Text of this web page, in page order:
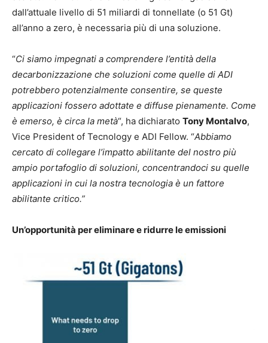
dall’attuale livello di 51 miliardi di tonnellate (o 51 Gt)
all’anno a zero, è necessaria più di una soluzione.
“Ci siamo impegnati a comprendere l’entità della
decarbonizzazione che soluzioni come quelle di ADI
potrebbero potenzialmente consentire, se queste
applicazioni fossero adottate e diffuse pienamente. Come
è emerso, è circa la metà“, ha dichiarato Tony Montalvo,
Vice President of Tecnology e ADI Fellow. “Abbiamo
cercato di collegare l’impatto abilitante del nostro più
ampio portafoglio di soluzioni, concentrandoci su quelle
applicazioni in cui la nostra tecnologia è un fattore
abilitante critico.”
Un’opportunità per eliminare e ridurre le emissioni